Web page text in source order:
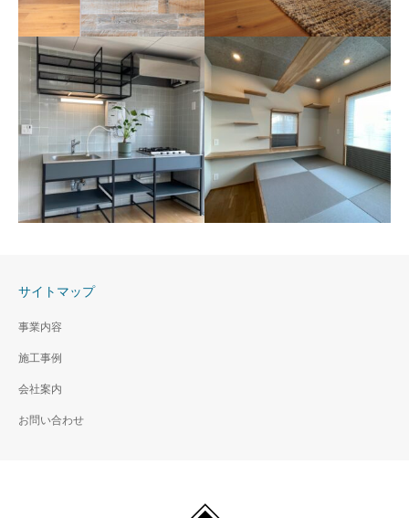
N様邸 リノベーション 上尾市 Y様邸
Y様邸
サイトマップ
事業内容
施工事例
会社案内
お問い合わせ